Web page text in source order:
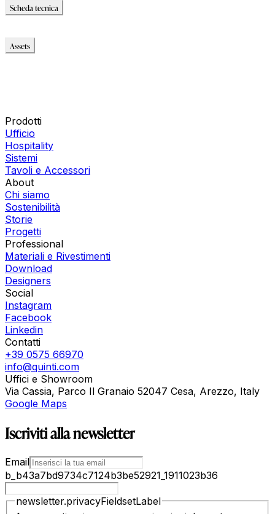
Scheda tecnica
Assets
Prodotti
Ufficio
Hospitality
Sistemi
Tavoli e Accessori
About
Chi siamo
Sostenibilità
Storie
Progetti
Professional
Materiali e Rivestimenti
Download
Designers
Social
Instagram
Facebook
Linkedin
Contatti
+39 0575 66970
info@quinti.com
Uffici e Showroom
Via Cassia, Parco Il Granaio 52047 Cesa, Arezzo, Italy
Google Maps
Iscriviti alla newsletter
Email
b_b43a7bd9734c7124b3be52921_1911023b36
newsletter.privacyFieldsetLabel